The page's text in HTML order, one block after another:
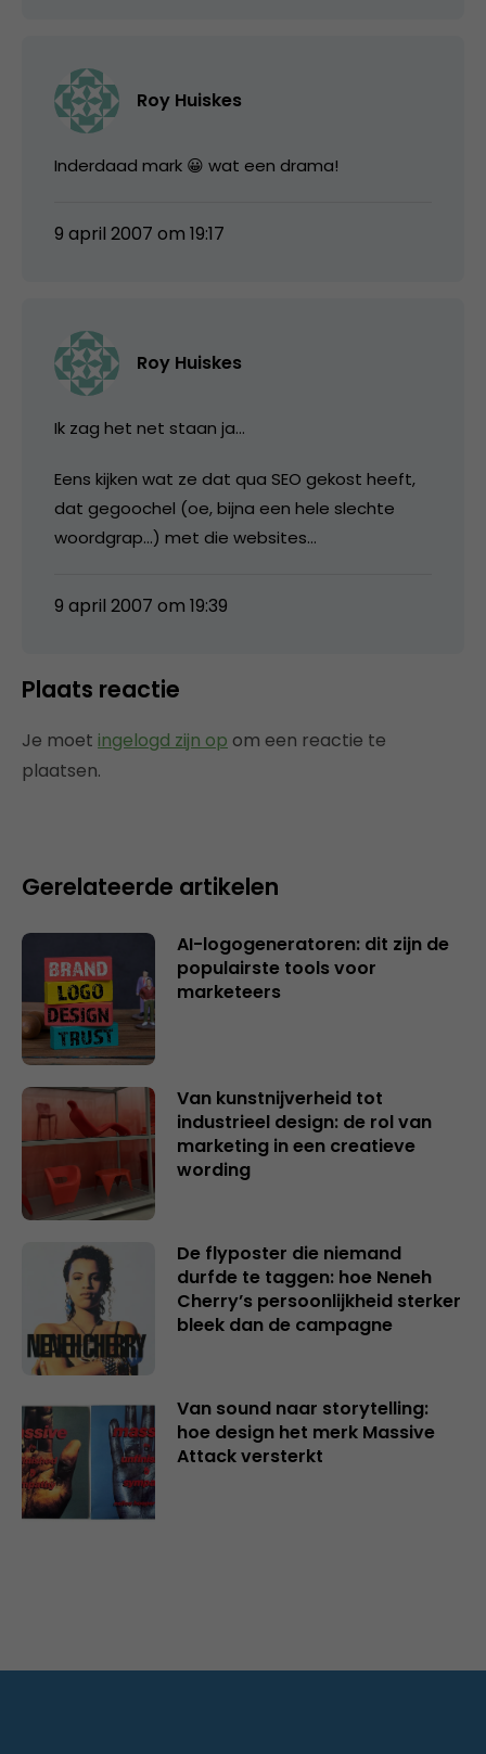
Roy Huiskes
Inderdaad mark 😀 wat een drama!
9 april 2007 om 19:17
Roy Huiskes
Ik zag het net staan ja…
Eens kijken wat ze dat qua SEO gekost heeft,
dat gegoochel (oe, bijna een hele slechte
woordgrap…) met die websites…
9 april 2007 om 19:39
Plaats reactie
Je moet ingelogd zijn op om een reactie te
plaatsen.
Gerelateerde artikelen
AI-logogeneratoren: dit zijn de
populairste tools voor
marketeers
Van kunstnijverheid tot
industrieel design: de rol van
marketing in een creatieve
wording
De flyposter die niemand
durfde te taggen: hoe Neneh
Cherry’s persoonlijkheid sterker
bleek dan de campagne
Van sound naar storytelling:
hoe design het merk Massive
Attack versterkt